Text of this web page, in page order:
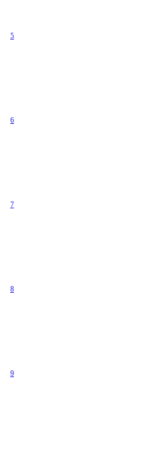
5
6
7
8
9